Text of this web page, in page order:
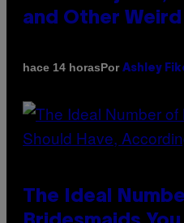
and Other
hace 14 horasPor Ashley
The Ideal